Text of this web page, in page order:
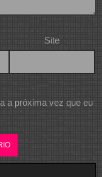
Site
a próxima vez que eu